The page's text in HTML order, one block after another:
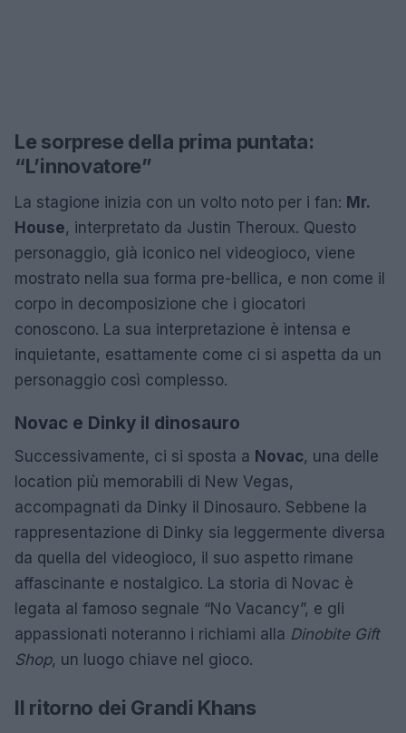
Le sorprese della prima puntata:
“L’innovatore”
La stagione inizia con un volto noto per i fan: Mr.
House, interpretato da Justin Theroux. Questo
personaggio, già iconico nel videogioco, viene
mostrato nella sua forma pre-bellica, e non come il
corpo in decomposizione che i giocatori
conoscono. La sua interpretazione è intensa e
inquietante, esattamente come ci si aspetta da un
personaggio così complesso.
Novac e Dinky il dinosauro
Successivamente, ci si sposta a Novac, una delle
location più memorabili di New Vegas,
accompagnati da Dinky il Dinosauro. Sebbene la
rappresentazione di Dinky sia leggermente diversa
da quella del videogioco, il suo aspetto rimane
affascinante e nostalgico. La storia di Novac è
legata al famoso segnale “No Vacancy”, e gli
appassionati noteranno i richiami alla Dinobite Gift
Shop, un luogo chiave nel gioco.
Il ritorno dei Grandi Khans